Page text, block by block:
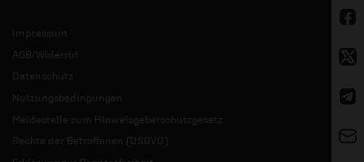
Impressum
AGB/Widerruf
Datenschutz
Nutzungsbedingungen
Meldestelle zum Hinweisgeberschutzgesetz
Rechte der Betroffenen (DSGVO)